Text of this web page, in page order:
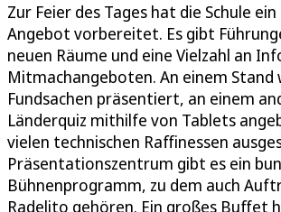
Zur Feier des Tages hat die Schule
Angebot vorbereitet. Es gibt
neuen Räume und eine Vielzahl an
Mitmachangeboten. An einem Stand
Fundsachen präsentiert, an einem
Länderquiz mithilfe von Tablets
vielen technischen Raffinessen
Präsentationszentrum gibt es ein
Bühnenprogramm, zu dem auch
Radelito gehören. Ein großes Buffet